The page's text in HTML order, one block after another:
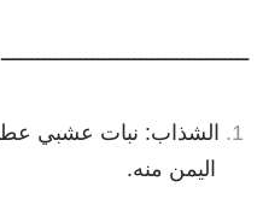
ـــــــــــــــــــــــــــــــــــــــــ
الشذاب: نبات عشبي
اليمن منه.